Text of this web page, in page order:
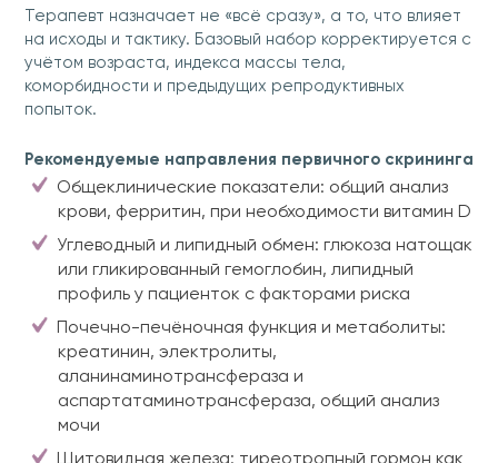
Терапевт назначает не «всё сразу», а то, что влияет
на исходы и тактику. Базовый набор корректируется с
учётом возраста, индекса массы тела,
коморбидности и предыдущих репродуктивных
попыток.
Рекомендуемые направления первичного скрининга
Общеклинические показатели: общий анализ
крови, ферритин, при необходимости витамин D
Углеводный и липидный обмен: глюкоза натощак
или гликированный гемоглобин, липидный
профиль у пациенток с факторами риска
Почечно-печёночная функция и метаболиты:
креатинин, электролиты,
аланинаминотрансфераза и
аспартатаминотрансфераза, общий анализ
мочи